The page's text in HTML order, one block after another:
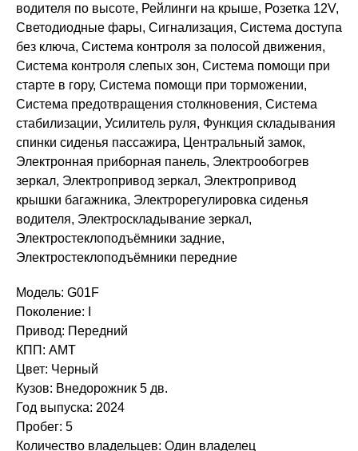
водителя по высоте, Рейлинги на крыше, Розетка 12V,
Светодиодные фары, Сигнализация, Система доступа
без ключа, Система контроля за полосой движения,
Система контроля слепых зон, Система помощи при
старте в гору, Система помощи при торможении,
Система предотвращения столкновения, Система
стабилизации, Усилитель руля, Функция складывания
спинки сиденья пассажира, Центральный замок,
Электронная приборная панель, Электрообогрев
зеркал, Электропривод зеркал, Электропривод
крышки багажника, Электрорегулировка сиденья
водителя, Электроскладывание зеркал,
Электростеклоподъёмники задние,
Электростеклоподъёмники передние
Модель: G01F
Поколение: I
Привод: Передний
КПП: AMT
Цвет: Черный
Кузов: Внедорожник 5 дв.
Год выпуска: 2024
Пробег: 5
Количество владельцев: Один владелец